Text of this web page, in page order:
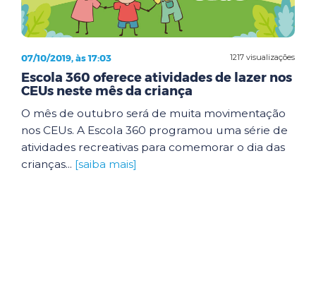
1217 visualizações
07/10/2019, às 17:03
Escola 360 oferece atividades de lazer nos
CEUs neste mês da criança
O mês de outubro será de muita movimentação
nos CEUs. A Escola 360 programou uma série de
atividades recreativas para comemorar o dia das
crianças... [saiba mais]